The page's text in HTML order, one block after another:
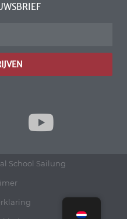
School Sailung